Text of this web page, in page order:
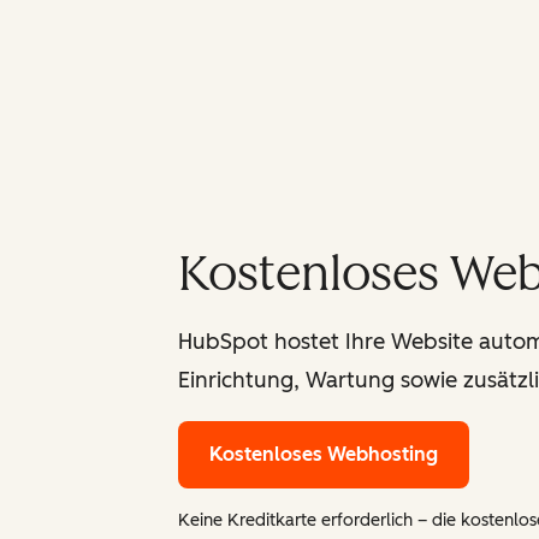
Kostenloses
HubSpot hostet Ihre Website
Einrichtung, Wartung sowie
Kostenloses Webhosting
Keine Kreditkarte erforderlich – die